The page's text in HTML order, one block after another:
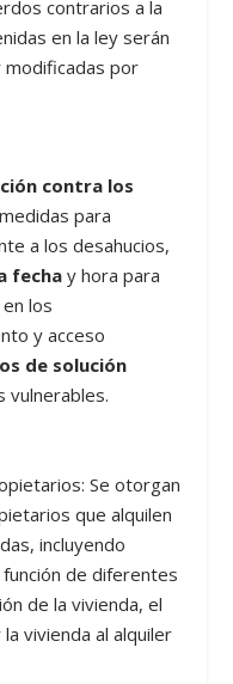
contrarios a la
en la ley serán
por
contra los
para
a los desahucios,
fechay hora para
en los
y acceso
de solución
vulnerables.
Se otorgan
que alquilen
incluyendo
de diferentes
de la vivienda, el
vivienda al alquiler